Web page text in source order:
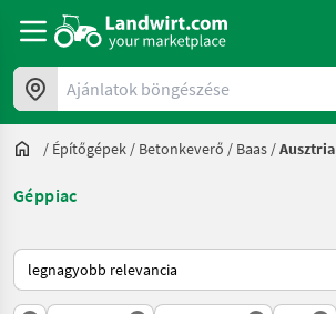
Ajánlatok böngészése
/ Építőgépek / Betonkeverő / Baas /Ausztria
Géppiac
Így van sorba rendezve a Landwirt.com-on